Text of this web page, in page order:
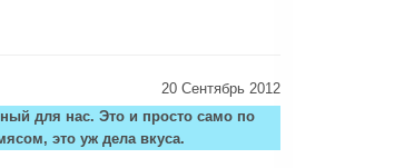
20 Сентябрь 2012
для нас. Это и просто само по
это уж дела вкуса.